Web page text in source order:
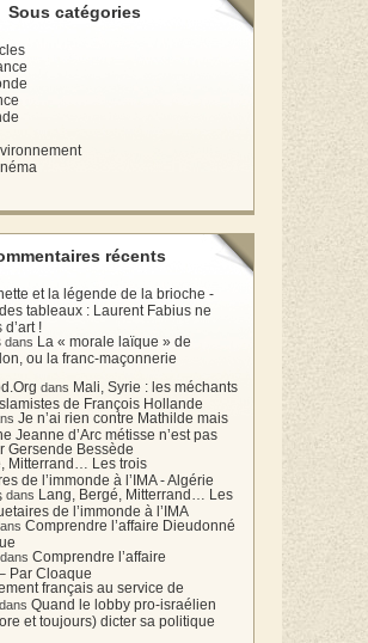
Sous catégories
récents
et la légende de la brioche -
tableaux : Laurent Fabius ne
!
dans La « morale laïque » de
ou la franc-maçonnerie
dans Mali, Syrie : les méchants
de François Hollande
Je n’ai rien contre Mathilde mais
Jeanne d’Arc métisse n’est pas
Gersende Bessède
Mitterrand… Les trois
de l’immonde à l’IMA - Algérie
dans Lang, Bergé, Mitterrand… Les
de l’immonde à l’IMA
Comprendre l’affaire Dieudonné
dans Comprendre l’affaire
Par Cloaque
français au service de
dans Quand le lobby pro-israélien
et toujours) dicter sa politique